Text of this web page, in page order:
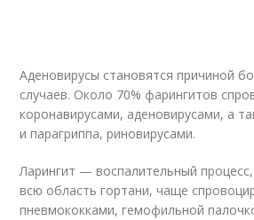
Аденовирусы становятся причиной
случаев. Около 70% фарингитов
коронавирусами, аденовирусами, а
и парагриппа, риновирусами.
Ларингит — воспалительный
всю область гортани, чаще
пневмококками, гемофильной